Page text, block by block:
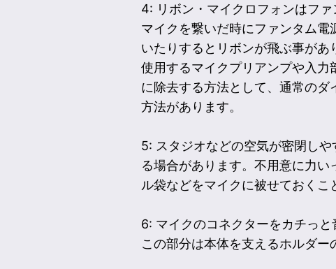
4: リボン・マイクロフォンはファ
マイクを繋いだ時にファンタム
いたりするとリボンが飛ぶ事があ
使用するマイクプリアンプや入
に除去する方法として、通常の
方法があります。
5: スタジオなどの空気が密閉し
る場合があります。不用意に力
ル袋などをマイクに被せておくこ
6: マイクのコネクターをカチっと
この部分は本体を支えるホルダー